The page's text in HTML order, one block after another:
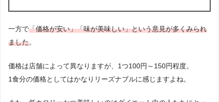
一方で「価格が安い」「味が美味しい」という意見が多くみられ
ました。
価格は店舗によって異なりますが、1つ100円～150円程度。
1食分の価格としてはかなりリーズナブルに感じますよね。